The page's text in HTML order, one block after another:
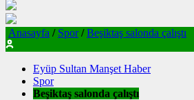
Anasayfa / Spor / Beşiktaş salonda çalıştı
Eyüp Sultan Manşet Haber
Spor
Beşiktaş salonda çalıştı